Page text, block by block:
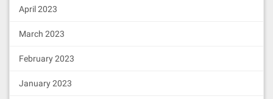
April 2023
March 2023
February 2023
January 2023